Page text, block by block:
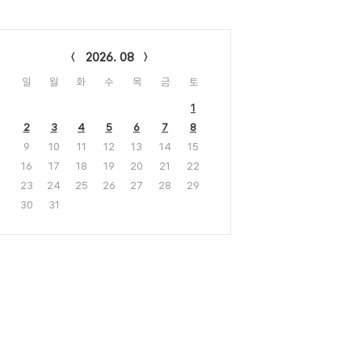
2026. 08
일 월 화 수 목 금 토
1
2
3 4 5 6 7
8
9
10 11 12 13 14
15
16
17 18 19 20 21
22
23
24 25 26 27 28
29
30
31